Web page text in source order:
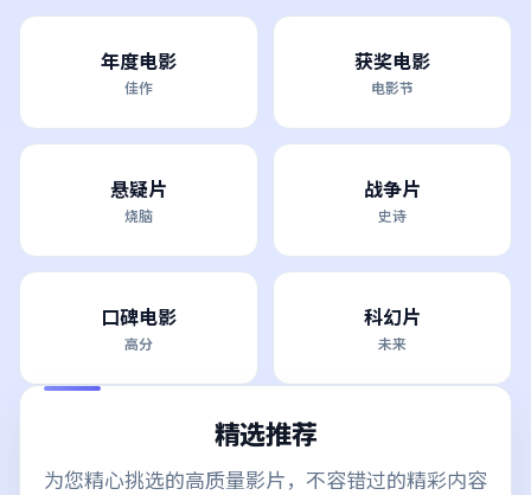
年度电影
佳作
获奖电影
电影节
悬疑片
烧脑
战争片
史诗
口碑电影
高分
科幻片
未来
精选推荐
为您精心挑选的高质量影片，不容错过的精彩内容